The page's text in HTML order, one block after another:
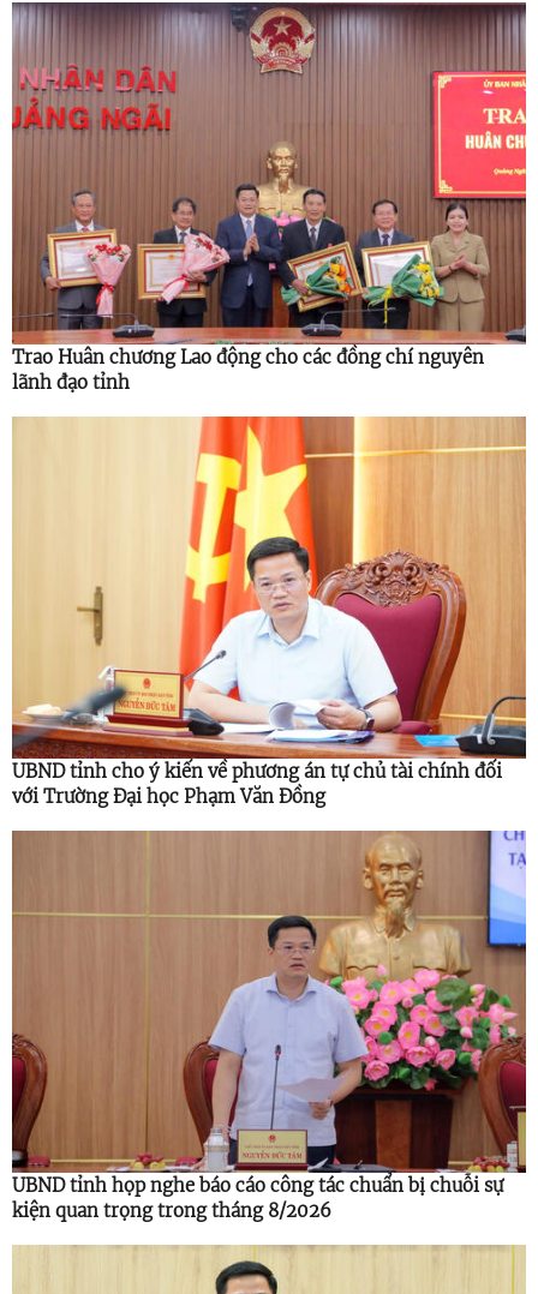
Trao Huân chương Lao động cho các đồng chí nguyên
lãnh đạo tỉnh
UBND tỉnh cho ý kiến về phương án tự chủ tài chính đối
với Trường Đại học Phạm Văn Đồng
UBND tỉnh họp nghe báo cáo công tác chuẩn bị chuỗi sự
kiện quan trọng trong tháng 8/2026